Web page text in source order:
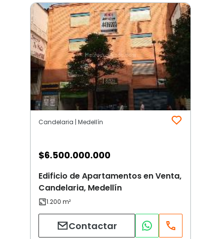
Candelaria | Medellín
$6.500.000.000
Edificio de Apartamentos en Venta,
Candelaria, Medellín
Contactar